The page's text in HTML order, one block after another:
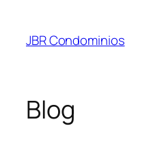
JBR Condominios
Blog